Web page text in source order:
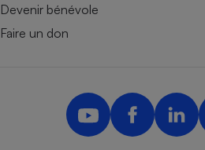
Devenir bénévole
Faire un don